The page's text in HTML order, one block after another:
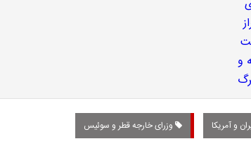
و آمریکا وزرای خارجه قطر و سوئیس